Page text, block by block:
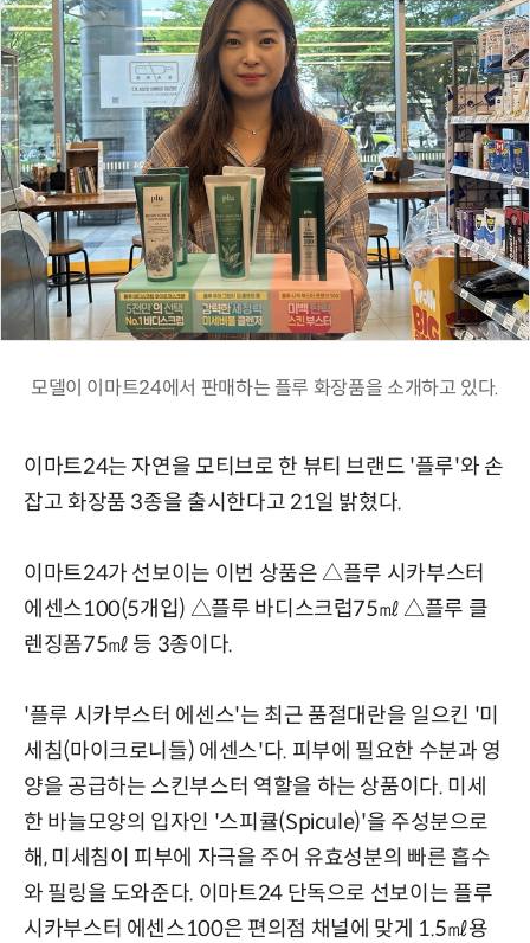
모델이 이마트24에서 판매하는 플루 화장품을 소개하고 있다.
이마트24는 자연을 모티브로 한 뷰티 브랜드 '플루'와 손
잡고 화장품 3종을 출시한다고 21일 밝혔다.
이마트24가 선보이는 이번 상품은 △플루 시카부스터
에센스100(5개입) △플루 바디스크럽75㎖ △플루 클
렌징폼75㎖ 등 3종이다.
'플루 시카부스터 에센스'는 최근 품절대란을 일으킨 '미
세침(마이크로니들) 에센스'다. 피부에 필요한 수분과 영
양을 공급하는 스킨부스터 역할을 하는 상품이다. 미세
한 바늘모양의 입자인 '스피큘(Spicule)'을 주성분으로
해, 미세침이 피부에 자극을 주어 유효성분의 빠른 흡수
와 필링을 도와준다. 이마트24 단독으로 선보이는 플루
시카부스터 에센스100은 편의점 채널에 맞게 1.5㎖용